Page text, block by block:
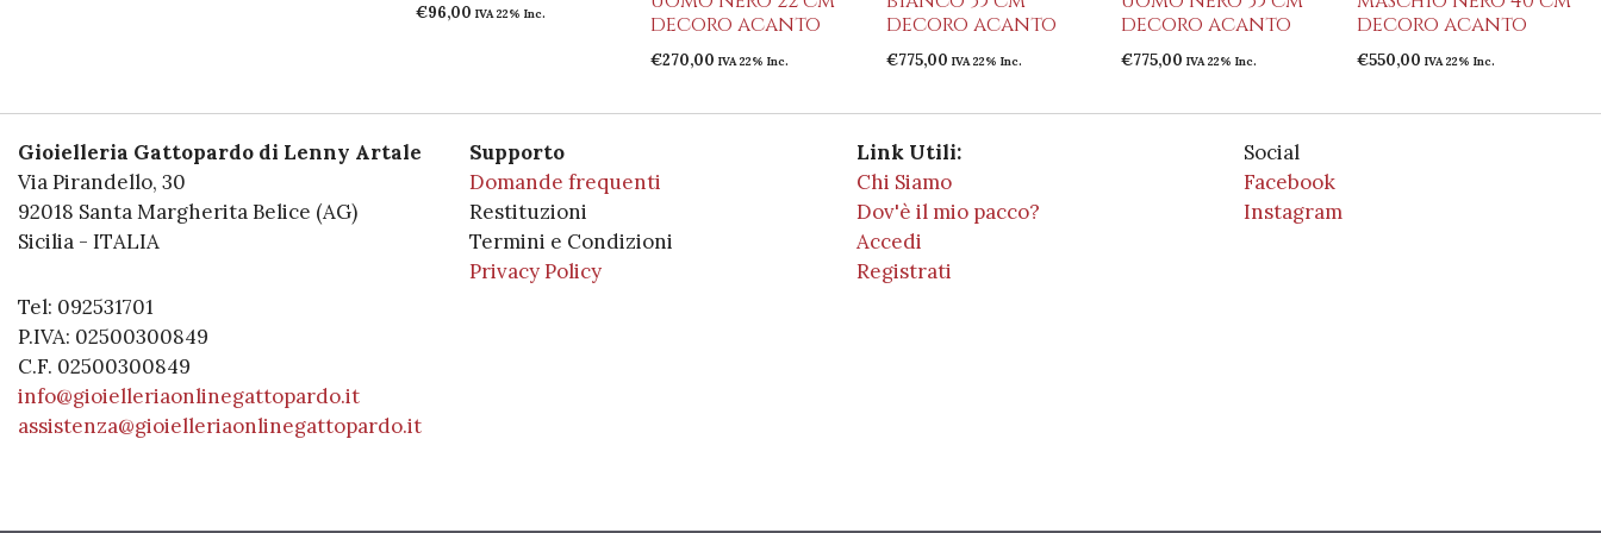
€96,00 IVA 22% Inc.
decoro acanto
€270,00 IVA 22% Inc.
decoro acanto
€775,00 IVA 22% Inc.
decoro acanto
€775,00 IVA 22% Inc.
decoro acanto
€550,00 IVA 22% Inc.
Gioielleria Gattopardo di Lenny Artale
Via Pirandello, 30
92018 Santa Margherita Belice (AG)
Sicilia - ITALIA
Tel: 092531701
P.IVA: 02500300849
C.F. 02500300849
info@gioielleriaonlinegattopardo.it
assistenza@gioielleriaonlinegattopardo.it
Supporto
Domande frequenti
Restituzioni
Termini e Condizioni
Privacy Policy
Link Utili:
Chi Siamo
Dov'è il mio pacco?
Accedi
Registrati
Social
Facebook
Instagram